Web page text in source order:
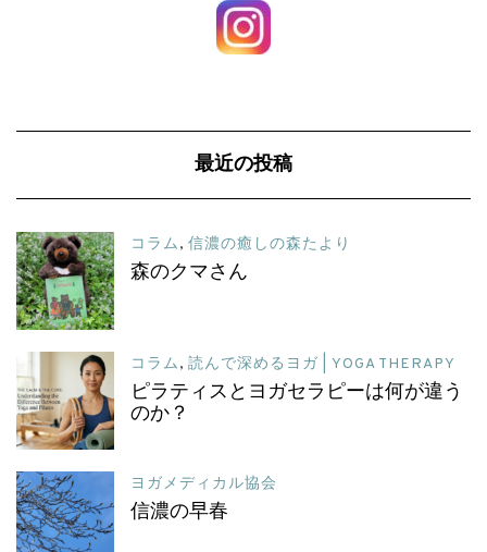
最近の投稿
コラム, 信濃の癒しの森たより
森のクマさん
コラム, 読んで深めるヨガ | YOGA THERAPY
ピラティスとヨガセラピーは何が違う
のか？
ヨガメディカル協会
信濃の早春